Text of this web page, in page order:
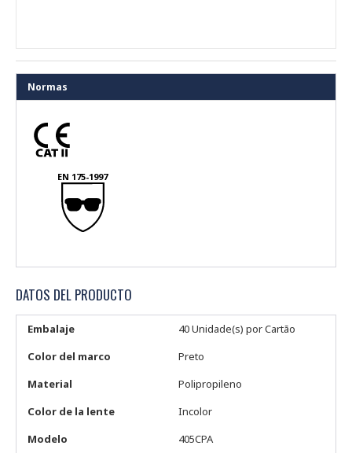
Normas
EN 175-1997
DATOS DEL PRODUCTO
Embalaje
40 Unidade(s) por Cartão
Color del marco
Preto
Material
Polipropileno
Color de la lente
Incolor
Modelo
405CPA